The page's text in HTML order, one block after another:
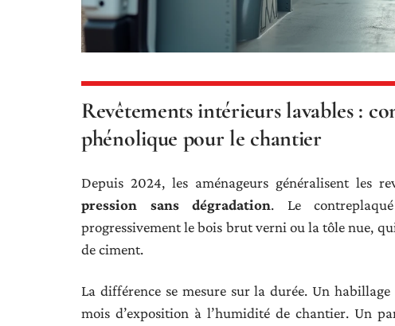
Revêtements intérieurs lavables :
phénolique pour le chantier
Depuis 2024, les aménageurs généralisent les
pression sans dégradation. Le
progressivement le bois brut verni ou la tôle nue,
de ciment.
La différence se mesure sur la durée. Un
mois d’exposition à l’humidité de chantier. Un